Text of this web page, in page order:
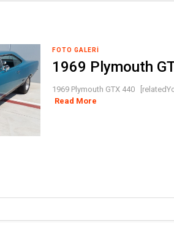
FOTO GALERI
1969 Plymouth
1969 Plymouth GTX 440
Read More